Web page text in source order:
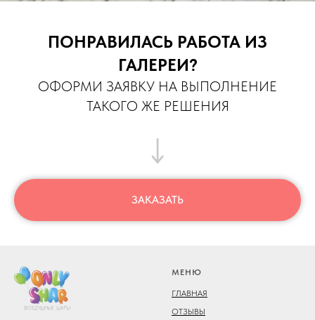
ПОНРАВИЛАСЬ РАБОТА ИЗ
ГАЛЕРЕИ?
ОФОРМИ ЗАЯВКУ НА ВЫПОЛНЕНИЕ
ТАКОГО ЖЕ РЕШЕНИЯ
ЗАКАЗАТЬ
МЕНЮ
ГЛАВНАЯ
ОТЗЫВЫ